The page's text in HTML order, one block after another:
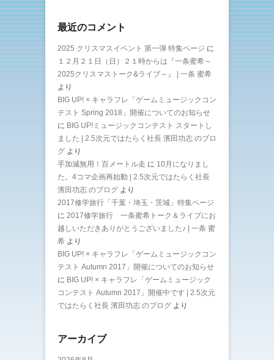
最近のコメント
2025 クリスマスイベント 第一弾 特集ページ に
１２月２１日（日）２１時からは『一条蜜希～
2025クリスマストーク&ライブ～』 | 一条 蜜希
より
BIG UP! × キャラフレ「ゲームミュージックコン
テスト Spring 2018」開催についてのお知らせ
に BIG UP!ミュージックコンテスト スタートし
ました | 2.5次元ではたらく社長 濱田功志 のブロ
グ より
手加減無用！百メートル走 に 10月になりまし
た。4コマ企画再始動 | 2.5次元ではたらく社長
濱田功志 のブログ より
2017修学旅行「千葉・埼玉・茨城」特集ページ
に 2017修学旅行 一条蜜希トーク＆ライブにお
越しいただきありがとうございました♪ | 一条 蜜
希 より
BIG UP! × キャラフレ「ゲームミュージックコン
テスト Autumn 2017」開催についてのお知らせ
に BIG UP! × キャラフレ「ゲームミュージック
コンテスト Autumn 2017」開催中です | 2.5次元
ではたらく社長 濱田功志 のブログ より
アーカイブ